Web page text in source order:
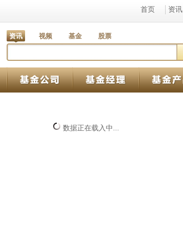
首页 资讯
资讯 视频 基金 股票
数据正在载入中...